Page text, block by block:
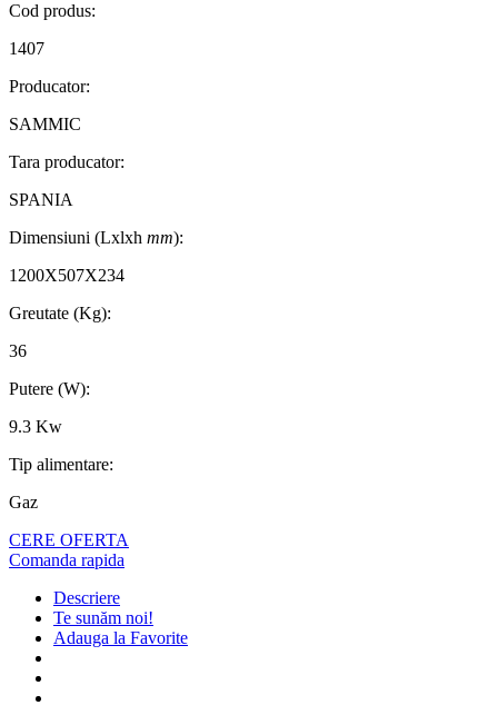
Cod produs:
1407
Producator:
SAMMIC
Tara producator:
SPANIA
Dimensiuni (Lxlxh mm):
1200X507X234
Greutate (Kg):
36
Putere (W):
9.3 Kw
Tip alimentare:
Gaz
CERE OFERTA
Comanda rapida
Descriere
Te sunăm noi!
Adauga la Favorite